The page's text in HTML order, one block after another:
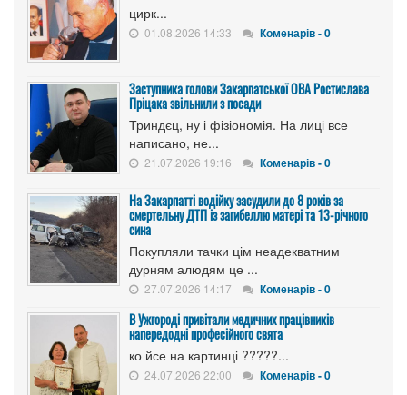
цирк...
01.08.2026 14:33 Коменарів - 0
Заступника голови Закарпатської ОВА Ростислава
Пріцака звільнили з посади
Триндєц, ну і фізіономія. На лиці все
написано, не...
21.07.2026 19:16 Коменарів - 0
На Закарпатті водійку засудили до 8 років за
смертельну ДТП із загибеллю матері та 13-річного
сина
Покупляли тачки цім неадекватним
дурням алюдям це ...
27.07.2026 14:17 Коменарів - 0
В Ужгороді привітали медичних працівників
напередодні професійного свята
ко йсе на картинці ?????...
24.07.2026 22:00 Коменарів - 0